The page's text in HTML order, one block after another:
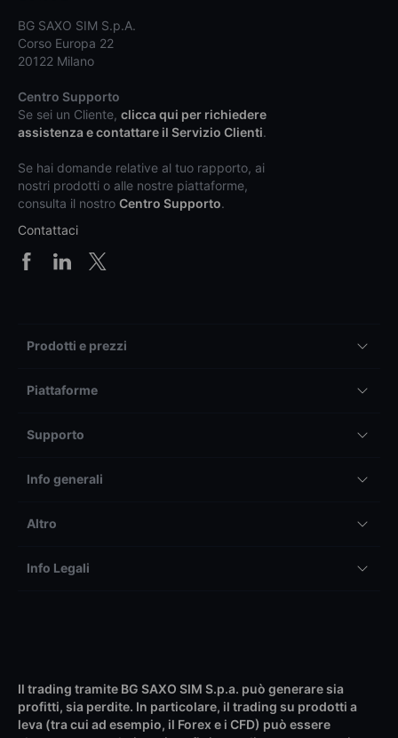
BG SAXO SIM S.p.A.
Corso Europa 22
20122 Milano
Centro Supporto
Se sei un Cliente, clicca qui per richiedere
assistenza e contattare il Servizio Clienti.
Se hai domande relative al tuo rapporto, ai
nostri prodotti o alle nostre piattaforme,
consulta il nostro Centro Supporto.
Contattaci
Prodotti e prezzi
Piattaforme
Supporto
Info generali
Altro
Info Legali
Il trading tramite BG SAXO SIM S.p.a. può generare sia
profitti, sia perdite. In particolare, il trading su prodotti a
leva (tra cui ad esempio, il Forex e i CFD) può essere